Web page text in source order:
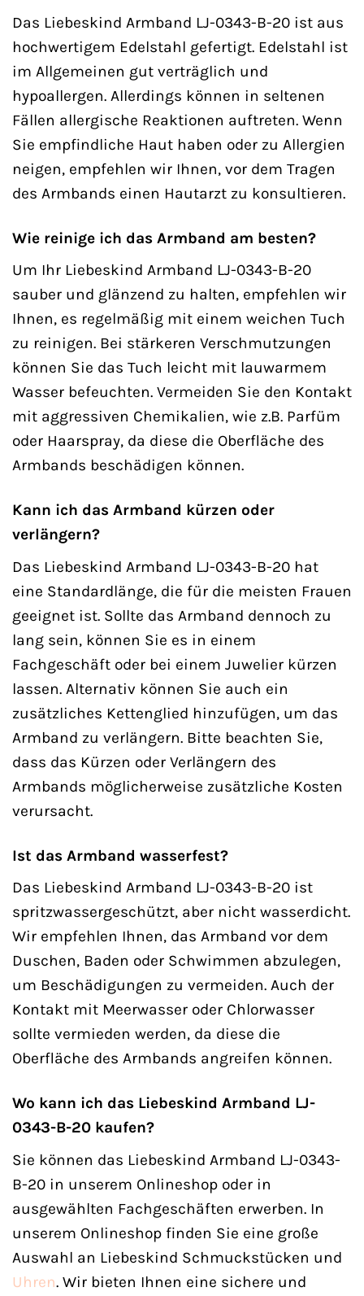
Das Liebeskind Armband LJ-0343-B-20 ist aus
hochwertigem Edelstahl gefertigt. Edelstahl ist
im Allgemeinen gut verträglich und
hypoallergen. Allerdings können in seltenen
Fällen allergische Reaktionen auftreten. Wenn
Sie empfindliche Haut haben oder zu Allergien
neigen, empfehlen wir Ihnen, vor dem Tragen
des Armbands einen Hautarzt zu konsultieren.
Wie reinige ich das Armband am besten?
Um Ihr Liebeskind Armband LJ-0343-B-20
sauber und glänzend zu halten, empfehlen wir
Ihnen, es regelmäßig mit einem weichen Tuch
zu reinigen. Bei stärkeren Verschmutzungen
können Sie das Tuch leicht mit lauwarmem
Wasser befeuchten. Vermeiden Sie den Kontakt
mit aggressiven Chemikalien, wie z.B. Parfüm
oder Haarspray, da diese die Oberfläche des
Armbands beschädigen können.
Kann ich das Armband kürzen oder
verlängern?
Das Liebeskind Armband LJ-0343-B-20 hat
eine Standardlänge, die für die meisten Frauen
geeignet ist. Sollte das Armband dennoch zu
lang sein, können Sie es in einem
Fachgeschäft oder bei einem Juwelier kürzen
lassen. Alternativ können Sie auch ein
zusätzliches Kettenglied hinzufügen, um das
Armband zu verlängern. Bitte beachten Sie,
dass das Kürzen oder Verlängern des
Armbands möglicherweise zusätzliche Kosten
verursacht.
Ist das Armband wasserfest?
Das Liebeskind Armband LJ-0343-B-20 ist
spritzwassergeschützt, aber nicht wasserdicht.
Wir empfehlen Ihnen, das Armband vor dem
Duschen, Baden oder Schwimmen abzulegen,
um Beschädigungen zu vermeiden. Auch der
Kontakt mit Meerwasser oder Chlorwasser
sollte vermieden werden, da diese die
Oberfläche des Armbands angreifen können.
Wo kann ich das Liebeskind Armband LJ-
0343-B-20 kaufen?
Sie können das Liebeskind Armband LJ-0343-
B-20 in unserem Onlineshop oder in
ausgewählten Fachgeschäften erwerben. In
unserem Onlineshop finden Sie eine große
Auswahl an Liebeskind Schmuckstücken und
Uhren. Wir bieten Ihnen eine sichere und